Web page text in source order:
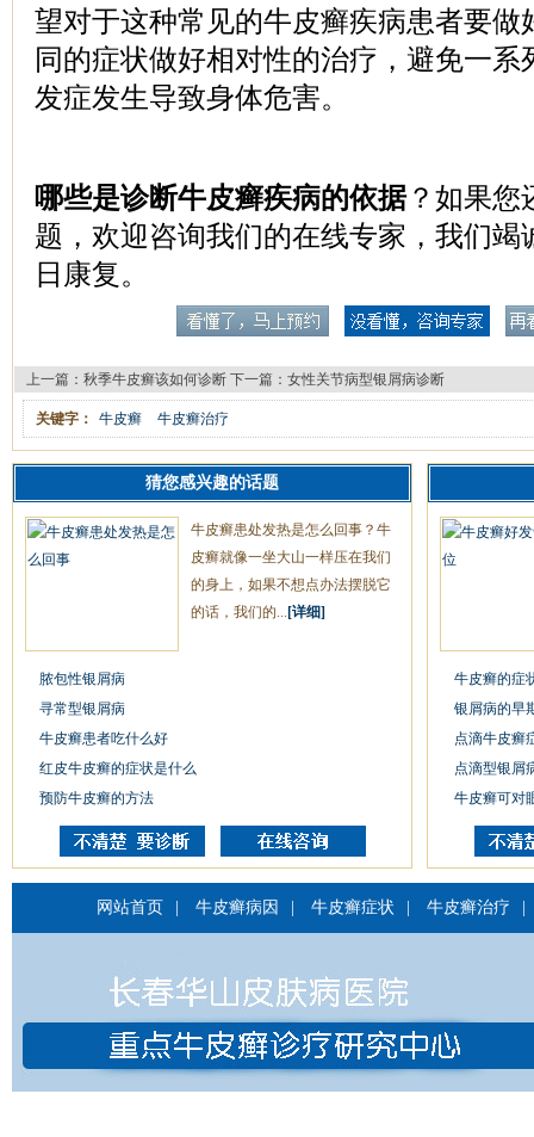
望对于这种常见的牛皮癣疾病患者要做
同的症状做好相对性的治疗，避免一系
发症发生导致身体危害。
哪些是诊断牛皮癣疾病的依据？如果您
题，欢迎咨询我们的在线专家，我们竭
日康复。
上一篇： 秋季牛皮癣该如何诊断 下一篇： 女性关节病型银屑病诊断
关键字： 牛皮癣 牛皮癣治疗
猜您感兴趣的话题
牛皮癣患处发热是怎么回事？牛
皮癣就像一坐大山一样压在我们
的身上，如果不想点办法摆脱它
的话，我们的... [详细]
脓包性银屑病
寻常型银屑病
牛皮癣患者吃什么好
红皮牛皮癣的症状是什么
预防牛皮癣的方法
牛皮癣的症
银屑病的早
点滴牛皮癣
点滴型银屑
牛皮癣可对
网站首页 牛皮癣病因 牛皮癣症状 牛皮癣治疗